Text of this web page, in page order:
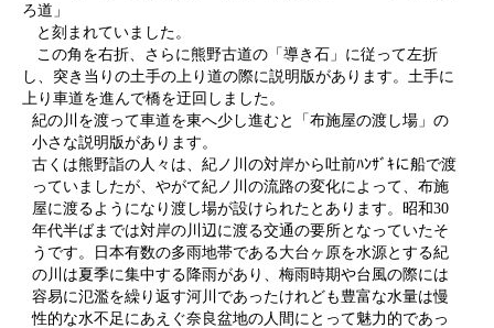
ろ道」
と刻まれていました。
この角を右折、さらに熊野古道の「導き石」に従って左折
し、突き当りの土手の上り道の際に説明版があります。土手に
上り車道を進んで橋を迂回しました。
紀の川を渡って車道を東へ少し進むと「布施屋の渡し場」の
小さな説明版があります。
古くは熊野詣の人々は、紀ノ川の対岸から吐前ﾊﾝｻﾞｷに船で渡
っていましたが、やがて紀ノ川の流路の変化によって、布施
屋に渡るようになり渡し場が設けられたとあります。昭和30
年代半ばまでは対岸の川辺に渡る交通の要所となっていたそ
うです。日本有数の多雨地帯である大台ヶ原を水源とする紀
の川は夏季に集中する降雨があり、梅雨時期や台風の際には
容易に氾濫を繰り返す河川であったけれども豊富な水量は慢
性的な水不足にあえぐ奈良盆地の人間にとって魅力的であっ